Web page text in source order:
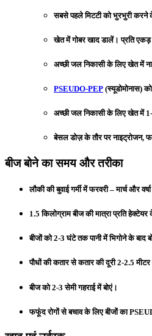
सबसे पहले मिटटी को भुरभुरी करने
खेत में गोबर खाद डालें। प्रति एकड़
अच्छी जल निकासी के लिए खेत में
PSEUDO-PEP (स्यूडोमोनास)
अच्छी जल निकासी के लिए खेत में
बेसल डोज़ के तौर पर नाइट्रोजन,
बीज बोने का समय और तरीका
लौकी की बुवाई गर्मी में फरवरी – मार्च और
1.5 किलोग्राम बीज की मात्रा प्रति हेक्टेयर
बीजों को 2-3 घंटे तक पानी में भिगोने के बाद
पौधों की कतार से कतार की दूरी 2-2.5
बीज को 2-3 सेमी गहराई में बोएं।
फफूंद रोगों से बचाव के लिए बीजों का